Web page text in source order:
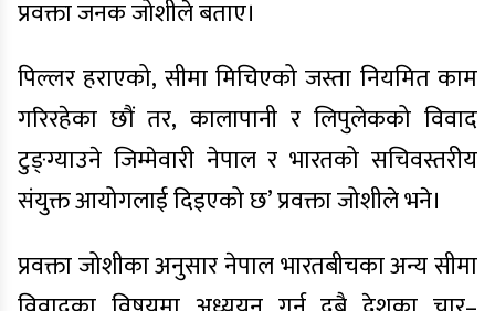
प्रवक्ता जनक जोशीले बताए।
पिल्लर हराएको, सीमा मिचिएको जस्ता नियमित काम
गरिरहेका छौं तर, कालापानी र लिपुलेकको विवाद
टुङ्ग्याउने जिम्मेवारी नेपाल र भारतको सचिवस्तरीय
संयुक्त आयोगलाई दिइएको छ’ प्रवक्ता जोशीले भने।
प्रवक्ता जोशीका अनुसार नेपाल भारतबीचका अन्य सीमा